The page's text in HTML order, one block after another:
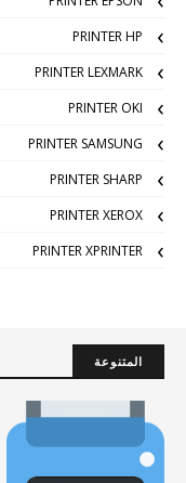
PRINTER HP
PRINTER LEXMARK
PRINTER OKI
PRINTER SAMSUNG
PRINTER SHARP
PRINTER XEROX
PRINTER XPRINTER
المتنوعة